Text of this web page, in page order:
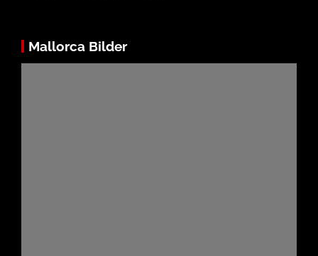
Mallorca Bilder